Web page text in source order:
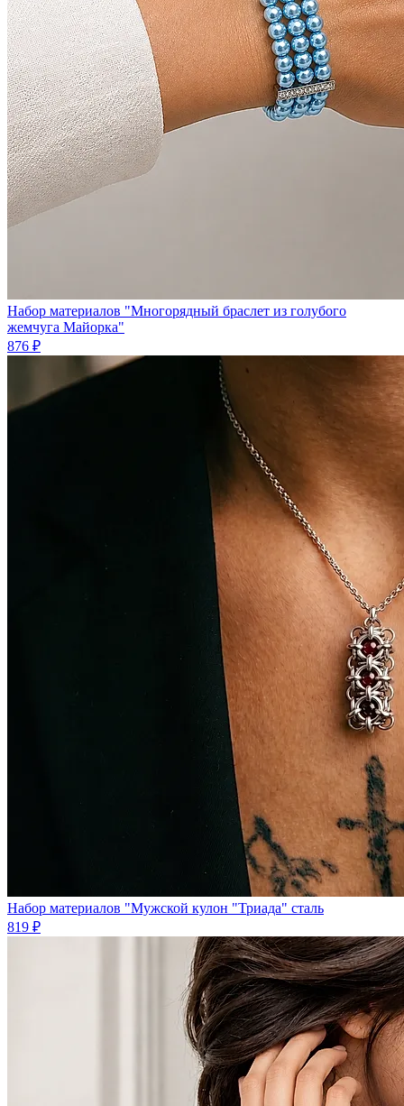
Набор материалов "Многорядный браслет из голубого
жемчуга Майорка"
876 ₽
Набор материалов "Мужской кулон "Триада" сталь
819 ₽